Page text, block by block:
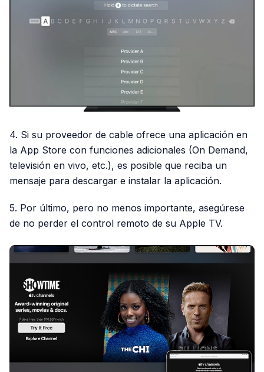
4. Si su proveedor de cable ofrece una aplicación en
la App Store con funciones adicionales (On Demand,
televisión en vivo, etc.), es posible que reciba un
mensaje para descargar e instalar la aplicación.
5. Por último, pero no menos importante, asegúrese
de no perder el control remoto de su Apple TV.